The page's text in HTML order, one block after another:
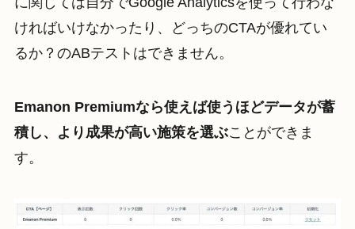
ければいけなかったり、どっちのCTAが優れてい
るか？のABテストはできません。
Emanon Premiumなら使えば使うほどデータが蓄
積し、より成果が高い施策を選ぶことができま
す。